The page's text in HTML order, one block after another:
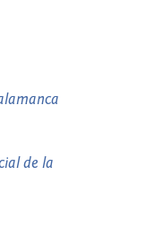
de la